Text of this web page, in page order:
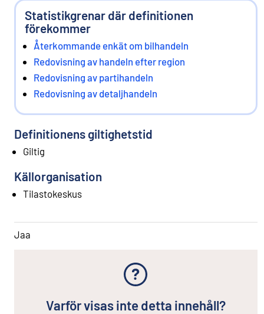
Statistikgrenar där definitionen
förekommer
Återkommande enkät om bilhandeln
Redovisning av handeln efter region
Redovisning av partihandeln
Redovisning av detaljhandeln
Definitionens giltighetstid
Giltig
Källorganisation
Tilastokeskus
Jaa
Varför visas inte detta innehåll?